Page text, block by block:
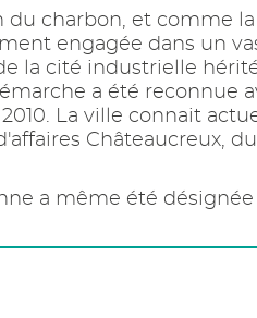
charbon, et comme
engagée dans un
la cité industrielle
a été reconnue
La ville connait
Châteaucreux,
a même été